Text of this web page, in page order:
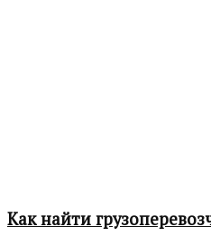
Как найти